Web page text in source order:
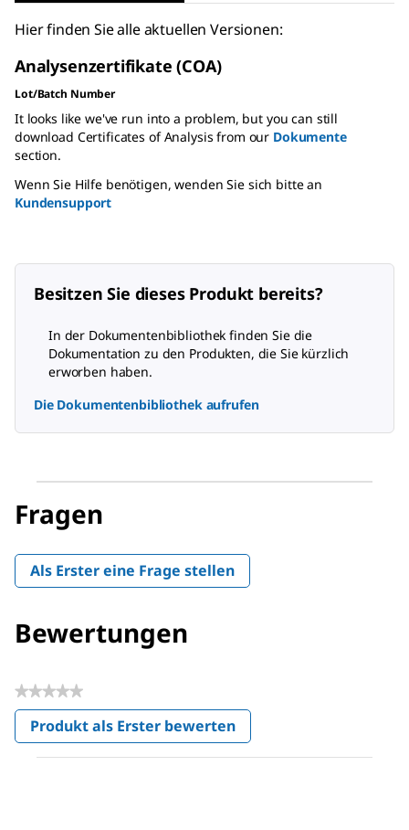
Hier finden Sie alle aktuellen Versionen:
Analysenzertifikate (COA)
Lot/Batch Number
It looks like we've run into a problem, but you can still
download Certificates of Analysis from our Dokumente
section.
Wenn Sie Hilfe benötigen, wenden Sie sich bitte an
Kundensupport
Besitzen Sie dieses Produkt bereits?
In der Dokumentenbibliothek finden Sie die
Dokumentation zu den Produkten, die Sie kürzlich
erworben haben.
Die Dokumentenbibliothek aufrufen
Fragen
Als Erster eine Frage stellen
Bewertungen
★★★★★
Kein
Beurteilungswert
Produkt als Erster bewerten
.
Mit